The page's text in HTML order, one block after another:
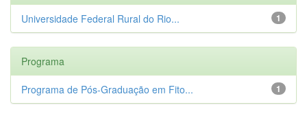
1
Universidade Federal Rural do Rio...
Programa
1
Programa de Pós-Graduação em Fito...